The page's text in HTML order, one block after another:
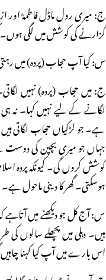
ج: میری رول ماڈل فاطمہؓ اور
گزارنے کی کوشش میں لگی ہوں۔
س: کیا آپ حجاب (پردہ) میں
ج: میں حجاب (پردہ) نہیں
لگانے کے لیے نہیں کہا۔ نہ
ہے۔ جو لڑکیاں حجاب لگاتی
جہاں جو میری بچپن کی
کوشش کروں گی۔ کیونکہ پردہ
ہوسکتی۔ گھر کا دینی ماحول
س: آج کل جو دیکھنے میں آتاہے
ہیں۔ دہلی میں پچھلے
اس بارے میں آپ کیا کہنا